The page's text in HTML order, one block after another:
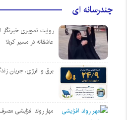
چندرسانه ای
روایت تصویری خبرنگار
عاشقانه در مسیر کربلا
برق و انرژی، جریان
مهار روند افزایشی